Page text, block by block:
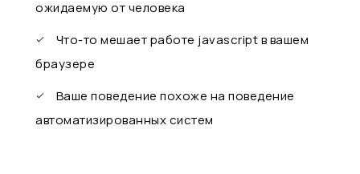
ожидаемую от человека
Что-то мешает работе javascript в вашем
браузере
Ваше поведение похоже на поведение
автоматизированных систем